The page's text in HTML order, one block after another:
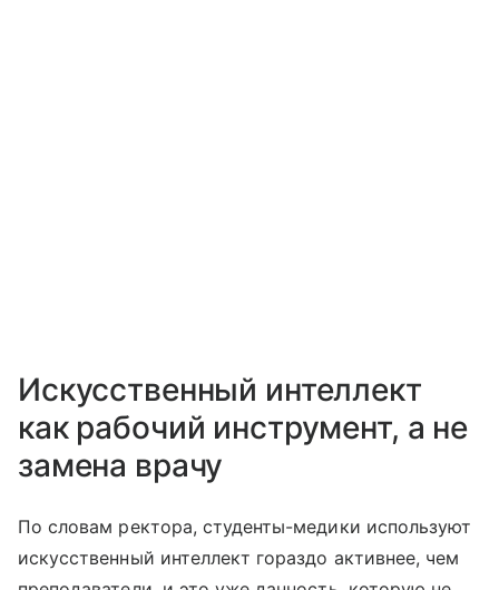
Искусственный интеллект
как рабочий инструмент, а не
замена врачу
По словам ректора, студенты-медики используют
искусственный интеллект гораздо активнее, чем